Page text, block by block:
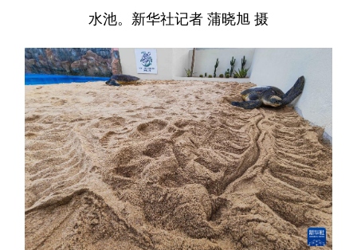
水池。新华社记者 蒲晓旭 摄